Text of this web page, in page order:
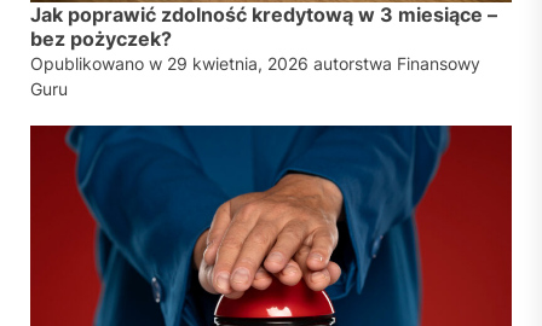
Jak poprawić zdolność kredytową w 3 miesiące –
bez pożyczek?
Opublikowano w 29 kwietnia, 2026 autorstwa Finansowy
Guru